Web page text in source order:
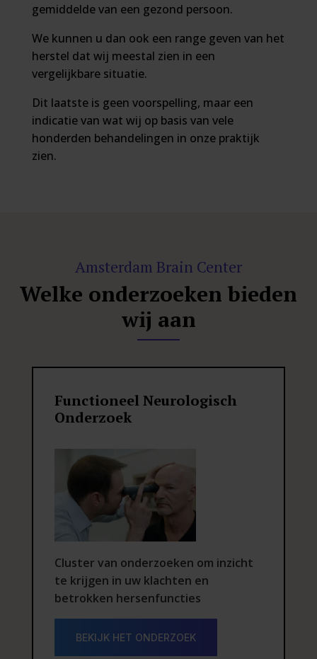
gemiddelde van een gezond persoon.
We kunnen u dan ook een range geven van het
herstel dat wij meestal zien in een
vergelijkbare situatie.
Dit laatste is geen voorspelling, maar een
indicatie van wat wij op basis van vele
honderden behandelingen in onze praktijk
zien.
Amsterdam Brain Center
Welke onderzoeken bieden
wij aan
Functioneel Neurologisch
Onderzoek
Cluster van onderzoeken om inzicht
te krijgen in uw klachten en
betrokken hersenfuncties
BEKIJK HET ONDERZOEK